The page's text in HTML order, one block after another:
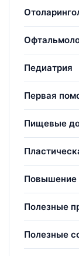
Педиатрия
Первая
Пищевые
Повышение
Полезные
Полезные